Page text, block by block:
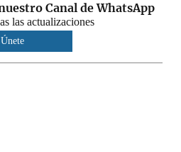
Canal de WhatsApp
las actualizaciones
Únete